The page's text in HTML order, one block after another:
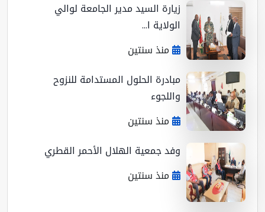
زيارة السيد مدير الجامعة لوالي
الولاية ا...
منذ سنتين
مبادرة الحلول المستدامة للنزوح
واللجوء
منذ سنتين
وفد جمعية الهلال الأحمر القطري
منذ سنتين